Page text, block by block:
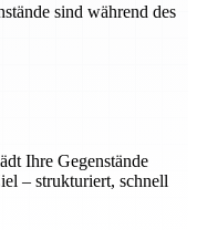
sind während des
Ihre Gegenstände
– strukturiert, schnell